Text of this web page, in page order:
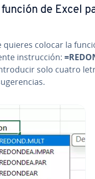
de Excel
quieres colocar la
in­s­tru­c­ción:
solo cuatro